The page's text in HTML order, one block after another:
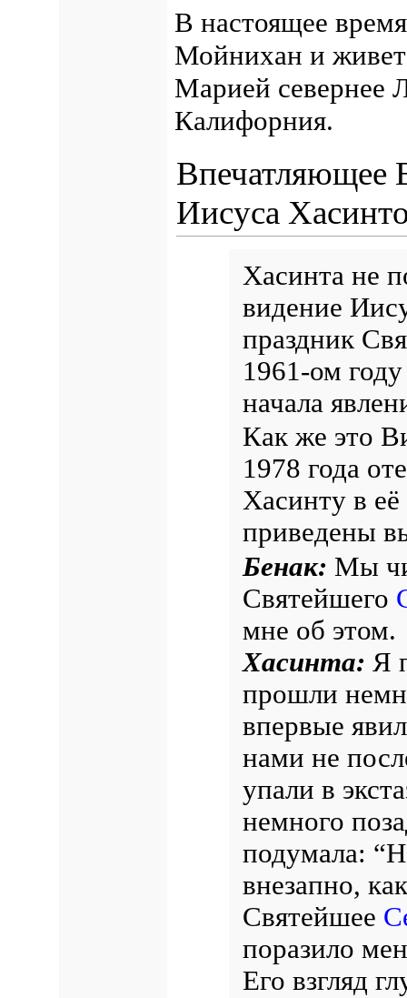
В настоящее
Мойнихан и
Марией севернее
Калифорния.
Впечатляющее
Иисуса
Хасинта не
видение
праздник
1961-ом
начала
Как же это
1978 года
Хасинту в
приведены
Бенак: Мы
Святейшего
мне об этом.
Хасинта: Я
прошли
впервые
нами не
упали в
немного
подумала:
внезапно,
Святейшее
поразило
Его взгляд